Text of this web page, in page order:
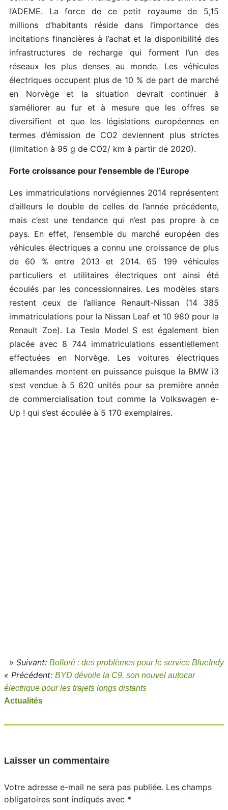
l’ADEME. La force de ce petit royaume de 5,15
millions d’habitants réside dans l’importance des
incitations financières à l’achat et la disponibilité des
infrastructures de recharge qui forment l’un des
réseaux les plus denses au monde. Les véhicules
électriques occupent plus de 10 % de part de marché
en Norvège et la situation devrait continuer à
s’améliorer au fur et à mesure que les offres se
diversifient et que les législations européennes en
termes d’émission de CO2 deviennent plus strictes
(limitation à 95 g de CO2/ km à partir de 2020).
Forte croissance pour l’ensemble de l’Europe
Les immatriculations norvégiennes 2014 représentent
d’ailleurs le double de celles de l’année précédente,
mais c’est une tendance qui n’est pas propre à ce
pays. En effet, l’ensemble du marché européen des
véhicules électriques a connu une croissance de plus
de 60 % entre 2013 et 2014. 65 199 véhicules
particuliers et utilitaires électriques ont ainsi été
écoulés par les concessionnaires. Les modèles stars
restent ceux de l’alliance Renault-Nissan (14 385
immatriculations pour la Nissan Leaf et 10 980 pour la
Renault Zoe). La Tesla Model S est également bien
placée avec 8 744 immatriculations essentiellement
effectuées en Norvège. Les voitures électriques
allemandes montent en puissance puisque la BMW i3
s’est vendue à 5 620 unités pour sa première année
de commercialisation tout comme la Volkswagen e-
Up ! qui s’est écoulée à 5 170 exemplaires.
» Suivant: Bolloré : des problèmes pour le service BlueIndy
« Précédent: BYD dévoile la C9, son nouvel autocar
électrique pour les trajets longs distants
Actualités
Laisser un commentaire
Votre adresse e-mail ne sera pas publiée. Les champs
obligatoires sont indiqués avec *